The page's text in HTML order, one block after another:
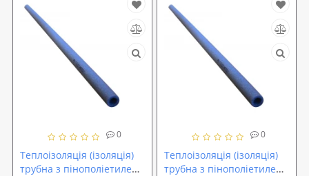
0
Теплоізоляція (ізоляція)
трубна з пінополіетилену
0
Теплоізоляція (ізоляція)
трубна з пінополіетилену